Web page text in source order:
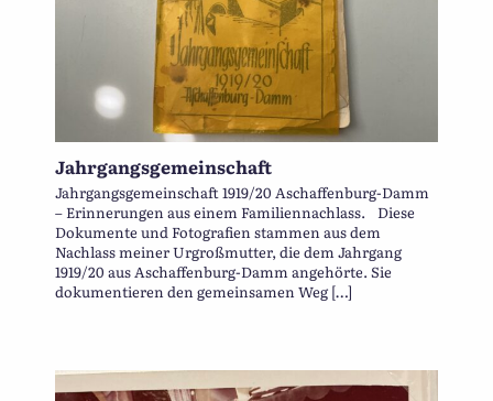
Jahrgangsgemeinschaft
Jahrgangsgemeinschaft 1919/20 Aschaffenburg-Damm
– Erinnerungen aus einem Familiennachlass. Diese
Dokumente und Fotografien stammen aus dem
Nachlass meiner Urgroßmutter, die dem Jahrgang
1919/20 aus Aschaffenburg-Damm angehörte. Sie
dokumentieren den gemeinsamen Weg […]